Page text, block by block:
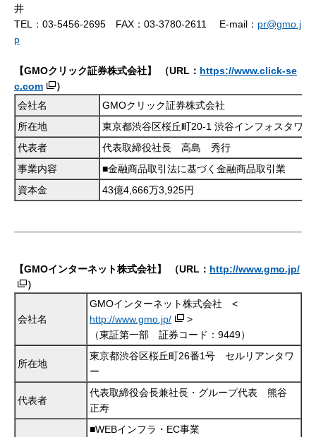
井
TEL：03-5456-2695 FAX：03-3780-2611 E-mail： pr@gmo.j
p
【GMOクリック証券株式会社】 （URL： https://www.click-se
c.com
）
会社名
GMOクリック証券株式会社
所在地
東京都渋谷区桜丘町20-1 渋谷インフォスタワー
代表者
代表取締役社長 高島 秀行
事業内容
■金融商品取引法に基づく金融商品取引業
資本金
43億4,666万3,925円
【GMOインターネット株式会社】 （URL： http://www.gmo.jp/
）
会社名
GMOインターネット株式会社 <
http://www.gmo.jp/
>
（東証第一部 証券コード：9449）
所在地
東京都渋谷区桜丘町26番1号 セルリアンタワ
ー
代表者
代表取締役会長兼社長・グループ代表 熊谷
正寿
■WEBインフラ・EC事業